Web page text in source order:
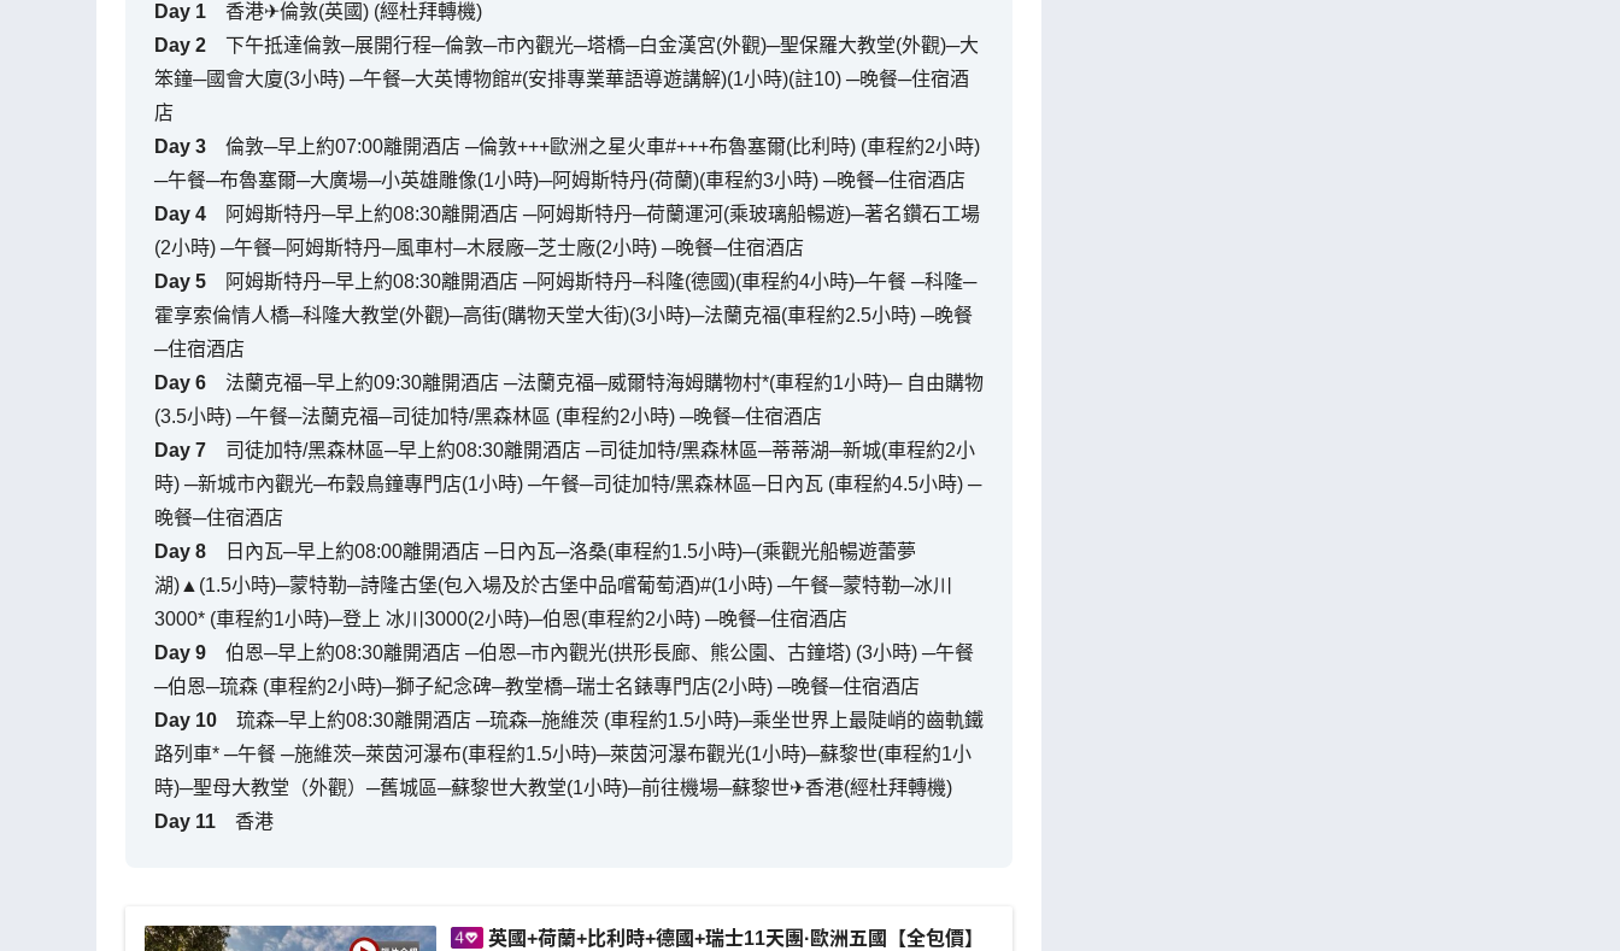
Day 1
香港✈倫敦(英國) (經杜拜轉機)
Day 2
下午抵達倫敦─展開行程─倫敦─市內觀光─塔橋─白金漢宮(外觀)─聖保羅大教堂(外觀)─大
笨鐘─國會大廈(3小時) ─午餐─大英博物館#(安排專業華語導遊講解)(1小時)(註10) ─晚餐─住宿酒
店
Day 3
倫敦─早上約07:00離開酒店 ─倫敦+++歐洲之星火車#+++布魯塞爾(比利時) (車程約2小時)
─午餐─布魯塞爾─大廣場─小英雄雕像(1小時)─阿姆斯特丹(荷蘭)(車程約3小時) ─晚餐─住宿酒店
Day 4
阿姆斯特丹─早上約08:30離開酒店 ─阿姆斯特丹─荷蘭運河(乘玻璃船暢遊)─著名鑽石工場
(2小時) ─午餐─阿姆斯特丹─風車村─木屐廠─芝士廠(2小時) ─晚餐─住宿酒店
Day 5
阿姆斯特丹─早上約08:30離開酒店 ─阿姆斯特丹─科隆(德國)(車程約4小時)─午餐 ─科隆─
霍享索倫情人橋─科隆大教堂(外觀)─高街(購物天堂大街)(3小時)─法蘭克福(車程約2.5小時) ─晚餐
─住宿酒店
Day 6
法蘭克福─早上約09:30離開酒店 ─法蘭克福─威爾特海姆購物村*(車程約1小時)─ 自由購物
(3.5小時) ─午餐─法蘭克福─司徒加特/黑森林區 (車程約2小時) ─晚餐─住宿酒店
Day 7
司徒加特/黑森林區─早上約08:30離開酒店 ─司徒加特/黑森林區─蒂蒂湖─新城(車程約2小
時) ─新城市內觀光─布穀鳥鐘專門店(1小時) ─午餐─司徒加特/黑森林區─日內瓦 (車程約4.5小時) ─
晚餐─住宿酒店
Day 8
日內瓦─早上約08:00離開酒店 ─日內瓦─洛桑(車程約1.5小時)─(乘觀光船暢遊蕾夢
湖)▲(1.5小時)─蒙特勒─詩隆古堡(包入場及於古堡中品嚐葡萄酒)#(1小時) ─午餐─蒙特勒─冰川
3000* (車程約1小時)─登上 冰川3000(2小時)─伯恩(車程約2小時) ─晚餐─住宿酒店
Day 9
伯恩─早上約08:30離開酒店 ─伯恩─市內觀光(拱形長廊、熊公園、古鐘塔) (3小時) ─午餐
─伯恩─琉森 (車程約2小時)─獅子紀念碑─教堂橋─瑞士名錶專門店(2小時) ─晚餐─住宿酒店
Day 10
琉森─早上約08:30離開酒店 ─琉森─施維茨 (車程約1.5小時)─乘坐世界上最陡峭的齒軌鐵
路列車* ─午餐 ─施維茨─萊茵河瀑布(車程約1.5小時)─萊茵河瀑布觀光(1小時)─蘇黎世(車程約1小
時)─聖母大教堂（外觀）─舊城區─蘇黎世大教堂(1小時)─前往機場─蘇黎世✈香港(經杜拜轉機)
Day 11 香港
英國+荷蘭+比利時+德國+瑞士11天團·歐洲五國【全包價】